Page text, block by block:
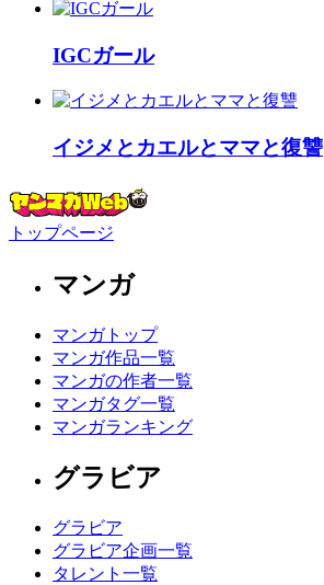
IGCガール
イジメとカエルとママと復讐
トップページ
マンガ
マンガトップ
マンガ作品一覧
マンガの作者一覧
マンガタグ一覧
マンガランキング
グラビア
グラビア
グラビア企画一覧
タレント一覧